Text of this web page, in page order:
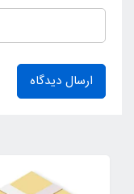
ارسال دیدگاه